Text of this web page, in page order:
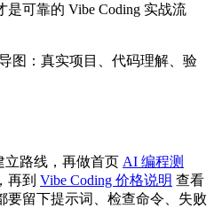
可靠的 Vibe Coding 实战流
立路线，再做首页 AI 编程测
再到 Vibe Coding 价格说明 查看
要留下提示词、检查命令、失败